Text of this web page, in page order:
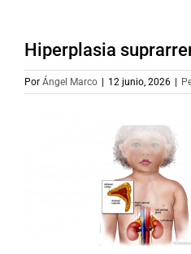
Hiperplasia
Por Ángel Marco 12 junio, 2026